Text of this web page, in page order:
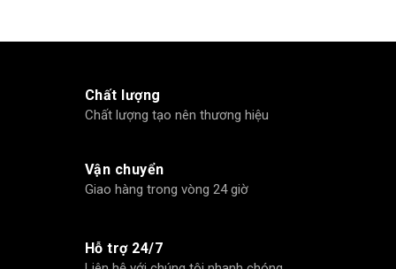
Chất lượng
Chất lượng tạo nên thương hiệu
Vận chuyển
Giao hàng trong vòng 24 giờ
Hỗ trợ 24/7